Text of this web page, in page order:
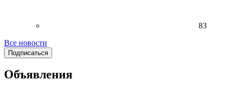
83
Все новости
Подписаться
Объявления